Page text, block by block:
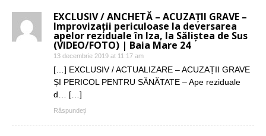
EXCLUSIV / ANCHETĂ – ACUZAȚII GRAVE –
Improvizații periculoase la deversarea
apelor reziduale în Iza, la Săliștea de Sus
(VIDEO/FOTO) | Baia Mare 24
13 decembrie 2019 at 11:17 am
[…] EXCLUSIV / ACTUALIZARE – ACUZAȚII GRAVE
ȘI PERICOL PENTRU SĂNĂTATE – Ape reziduale
d… […]
Răspundeți